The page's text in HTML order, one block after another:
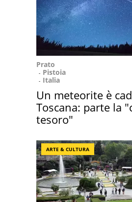
Prato
Pistoia
Italia
Un meteorite è
Toscana: parte la
tesoro"
ARTE & CULTURA